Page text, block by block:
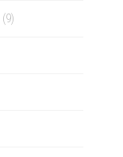
(9)